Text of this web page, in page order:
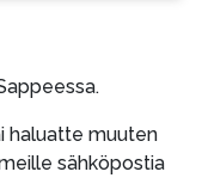
haluatte muuten
sähköpostia